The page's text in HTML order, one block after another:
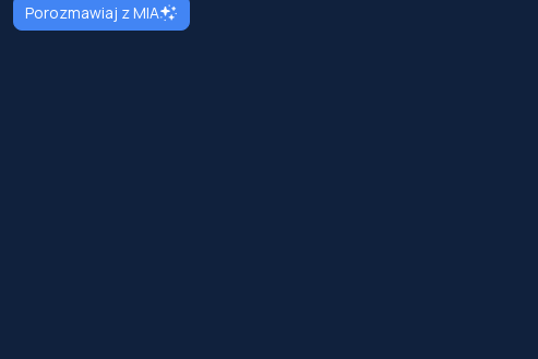
Porozmawiaj z MIA